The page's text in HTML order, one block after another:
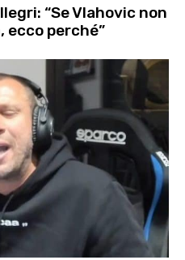
“Se Vlahovic non
ecco perché”